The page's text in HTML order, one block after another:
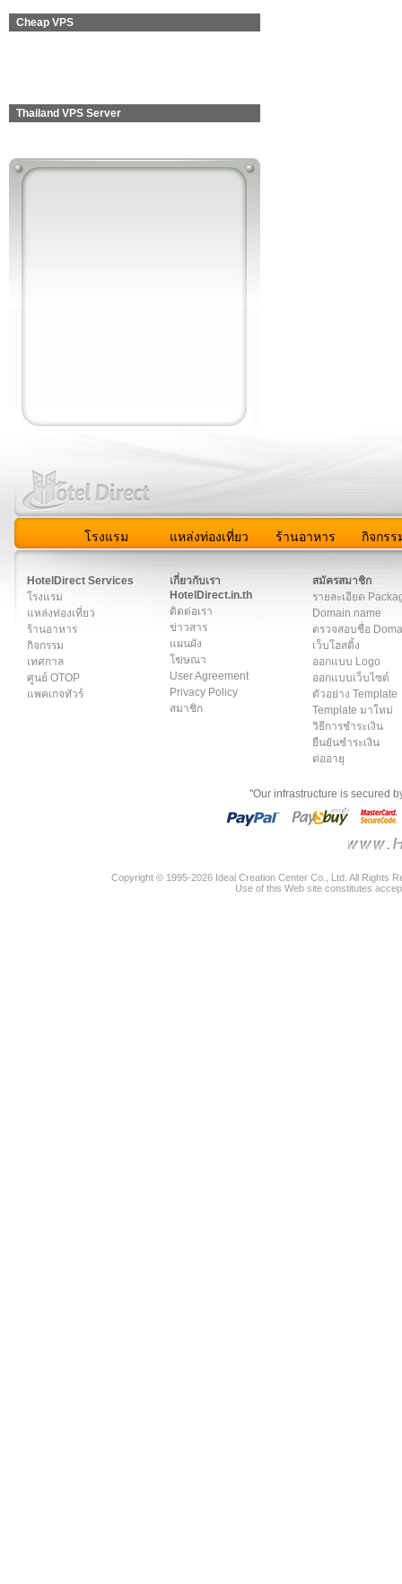
Cheap VPS
Thailand VPS Server
โรงแรม แหล่งท่องเที่ยว ร้านอาหาร กิจกรร
HotelDirect Services
โรงแรม
แหล่งท่องเที่ยว
ร้านอาหาร
กิจกรรม
เทศกาล
ศูนย์ OTOP
แพคเกจทัวร์
เกี่ยวกับเรา
HotelDirect.in.th
ติดต่อเรา
ข่าวสาร
แผนผัง
โฆษณา
User Agreement
Privacy Policy
สมาชิก
สมัครสมาชิก
รายละเอียด
Domain name
ตรวจสอบชื่อ
เว็บโฮสติ้ง
ออกแบบ Logo
ออกแบบเว็บไซต์
ตัวอย่าง Template
Template มาใหม่
วิธีการชำระเงิน
ยืนยันชำระเงิน
ต่ออายุ
"Our infrastructure is secured
Copyright © 1995-2026 Ideal Creation Center Co., Ltd. All Rights
Use of this Web site constitutes